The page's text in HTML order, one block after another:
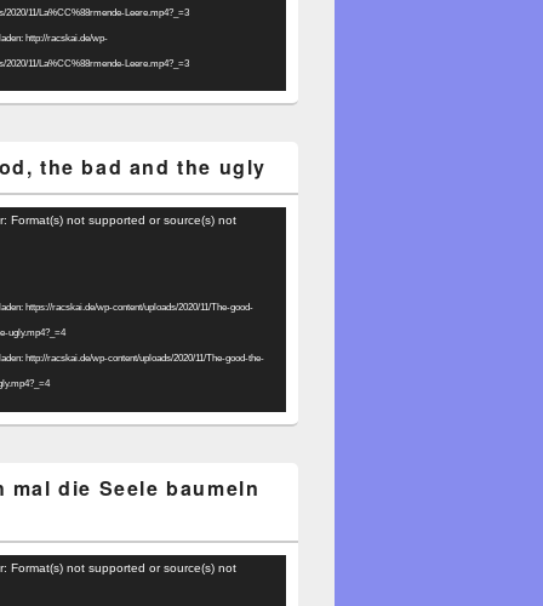
2020/11/La%CC%88rmende-Leere.mp4?_=3
http://racskai.de/wp-
2020/11/La%CC%88rmende-Leere.mp4?_=3
the bad and the ugly
Format(s) not supported or source(s) not
https://racskai.de/wp-content/uploads/2020/11/The-good-
ugly.mp4?_=4
http://racskai.de/wp-content/uploads/2020/11/The-good-the-
mal die Seele baumeln
Format(s) not supported or source(s) not